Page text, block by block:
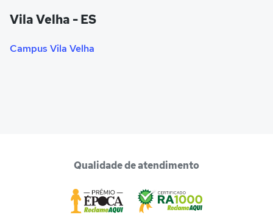
Vila Velha - ES
Campus Vila Velha
Qualidade de atendimento